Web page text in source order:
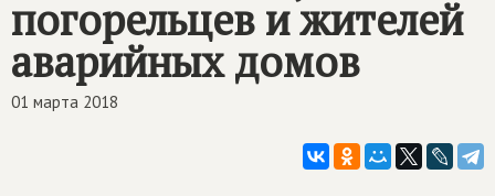
погорельцев и жителей
аварийных домов
01 марта 2018